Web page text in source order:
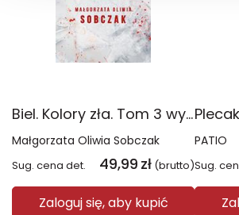
Biel. Kolory zła. Tom 3 wyd. 2025
Małgorzata Oliwia Sobczak
Sug. cena det. 49,99 zł (brutto)
Zaloguj się, aby kupić
PATIO
Sug.